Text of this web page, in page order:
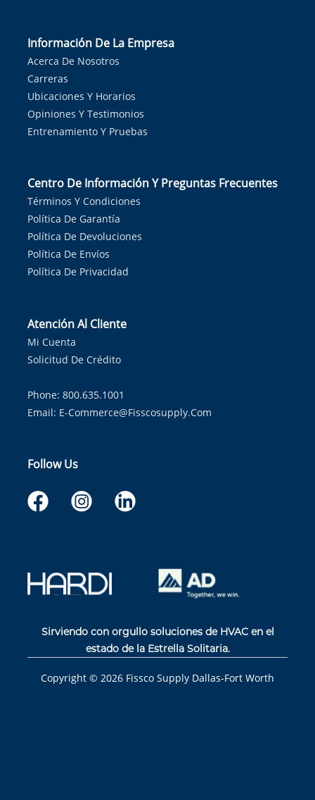
Información De La Empresa
Acerca De Nosotros
Carreras
Ubicaciones Y Horarios
Opiniones Y Testimonios
Entrenamiento Y Pruebas
Centro De Información Y Preguntas Frecuentes
Términos Y Condiciones
Política De Garantía
Política De Devoluciones
Política De Envíos
Política De Privacidad
Atención Al Cliente
Mi Cuenta
Solicitud De Crédito
Phone: 800.635.1001
Email: E-Commerce@fisscosupply.com
Follow Us
Sirviendo con orgullo soluciones de HVAC en el
estado de la Estrella Solitaria.
Copyright © 2026 Fissco Supply Dallas-Fort Worth